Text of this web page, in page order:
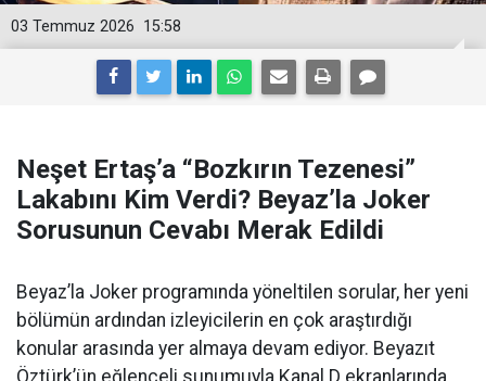
15:58
03 Temmuz 2026
Neşet Ertaş’a “Bozkırın Tezenesi”
Lakabını Kim Verdi? Beyaz’la Joker
Sorusunun Cevabı Merak Edildi
Beyaz’la Joker programında yöneltilen sorular, her yeni
bölümün ardından izleyicilerin en çok araştırdığı
konular arasında yer almaya devam ediyor. Beyazıt
Öztürk’ün eğlenceli sunumuyla Kanal D ekranlarında